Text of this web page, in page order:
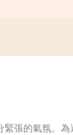
張的氣氛。